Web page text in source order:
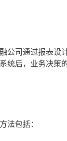
公司通过报表设
后，业务决策
法包括：